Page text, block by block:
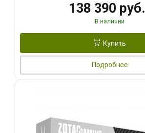
138 390 руб.
В наличии
Купить
Подробнее